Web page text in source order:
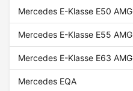
Mercedes E-Klasse E50 AMG
Mercedes E-Klasse E55 AMG
Mercedes E-Klasse E63 AMG
Mercedes EQA